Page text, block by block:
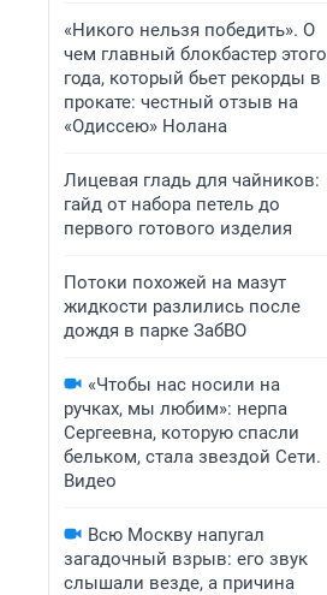
«Никого нельзя победить». О
чем главный блокбастер этого
года, который бьет рекорды в
прокате: честный отзыв на
«Одиссею» Нолана
Лицевая гладь для чайников:
гайд от набора петель до
первого готового изделия
Потоки похожей на мазут
жидкости разлились после
дождя в парке ЗабВО
«Чтобы нас носили на
ручках, мы любим»: нерпа
Сергеевна, которую спасли
бельком, стала звездой Сети.
Видео
Всю Москву напугал
загадочный взрыв: его звук
слышали везде, а причина